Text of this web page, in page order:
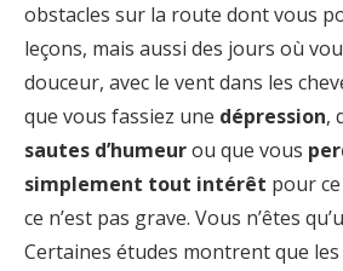
obstacles sur la route dont vous
leçons, mais aussi des jours où
douceur, avec le vent dans les
que vous fassiez une dépression,
sautes d’humeurou que vous
simplement tout intérêt pour
ce n’est pas grave. Vous n’êtes
Certaines études montrent que